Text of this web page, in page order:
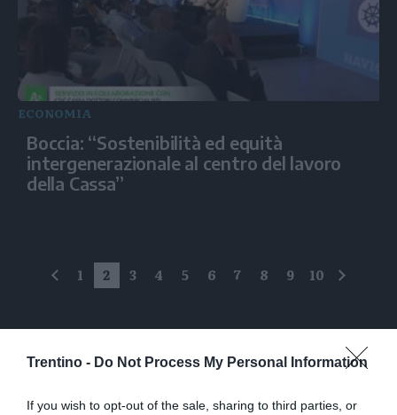
Trentino - Do Not Process My Personal Information
If you wish to opt-out of the sale, sharing to third parties, or
ECONOMIA
Boccia: “Sostenibilità ed equità
intergenerazionale al centro del lavoro
della Cassa”
precedente
1 2 3 4 5 6 7 8 9 10